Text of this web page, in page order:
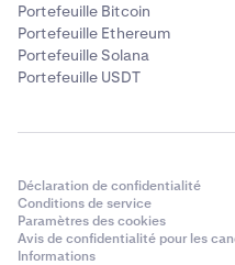
Portefeuille Bitcoin
Portefeuille Ethereum
Portefeuille Solana
Portefeuille USDT
Déclaration de confidentialité
Conditions de service
Paramètres des cookies
Avis de confidentialité pour les
Informations